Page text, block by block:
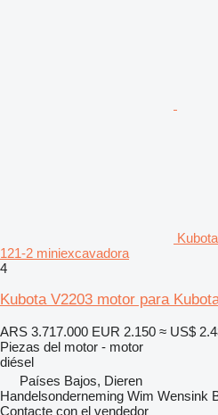
121-2 miniexcavadora
4
Kubota V2203 motor para
ARS 3.717.000 EUR 2.150 ≈ US$
Piezas del motor - motor
diésel
Países Bajos, Dieren
Handelsonderneming Wim Wensink
Contacte con el vendedor